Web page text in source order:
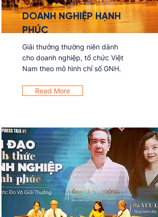
DOANH NGHIỆP HẠNH
PHÚC
Giải thưởng thường niên dành
cho doanh nghiệp, tổ chức Việt
Nam theo mô hình chỉ số GNH.
Read More